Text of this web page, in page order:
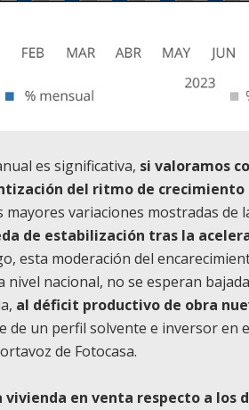
es significativa, si valoramos
del ritmo de crecimiento
variaciones mostradas de
de estabilización tras la
esta moderación del
nivel nacional, no se esperan
al déficit productivo de obra
un perfil solvente e inversor en
de Fotocasa.
en venta respecto a los